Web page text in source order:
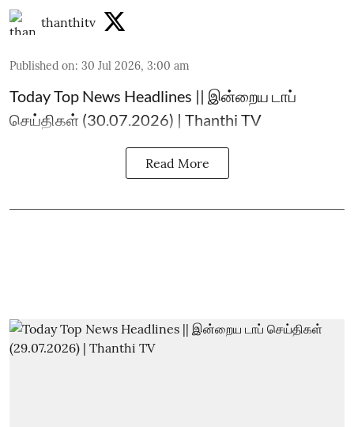
thanthitv
Published on: 30 Jul 2026, 3:00 am
Today Top News Headlines || இன்றைய டாப்
செய்திகள் (30.07.2026) | Thanthi TV
Read More